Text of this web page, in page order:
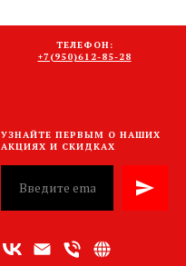
ТЕЛЕФОН:
+7(950)612-85-28
УЗНАЙТЕ ПЕРВЫМ О НАШИХ
АКЦИЯХ И СКИДКАХ